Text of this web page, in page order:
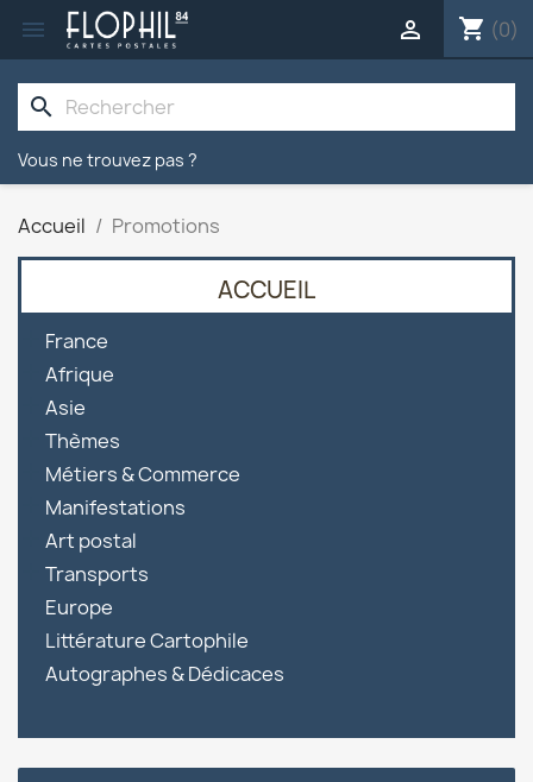
 shopping_cart (0)

search
Vous ne trouvez pas ?
Accueil Promotions
ACCUEIL
France
Afrique
Asie
Thèmes
Métiers & Commerce
Manifestations
Art postal
Transports
Europe
Littérature Cartophile
Autographes & Dédicaces